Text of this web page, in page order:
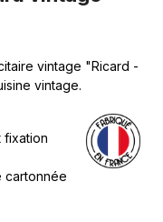
vintage "Ricard -
vintage.
fixation
cartonnée